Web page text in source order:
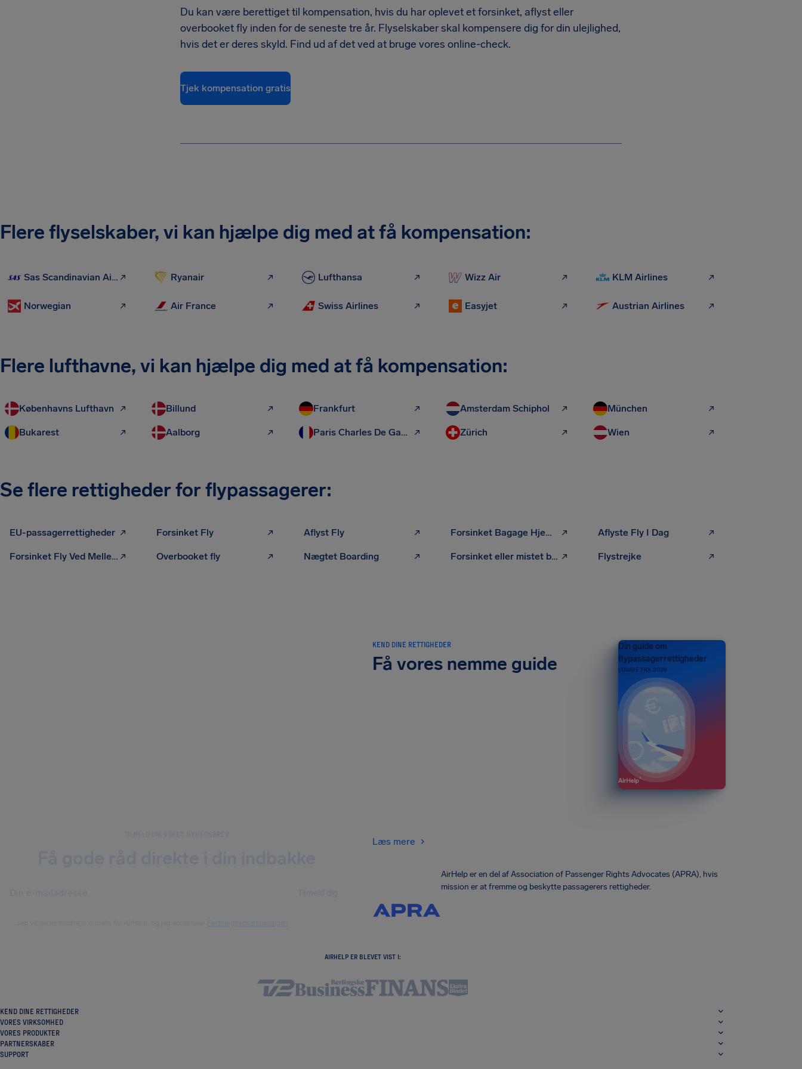
Du kan være berettiget til kompensation, hvis du har oplevet et forsinket, aflyst eller
overbooket fly inden for de seneste tre år. Flyselskaber skal kompensere dig for din ulejlighed,
hvis det er deres skyld. Find ud af det ved at bruge vores online-check.
Tjek kompensation gratis
Flere flyselskaber, vi kan hjælpe dig med at få kompensation:
Sas Scandinavian Airlines Ryanair Lufthansa Wizz Air KLM Airlines
Norwegian Air France Swiss Airlines Easyjet Austrian Airlines
Flere lufthavne, vi kan hjælpe dig med at få kompensation:
Københavns Lufthavn Billund Frankfurt Amsterdam Schiphol München
Bukarest Aalborg Paris Charles De Gaulle Zürich Wien
Se flere rettigheder for flypassagerer:
EU-passagerrettigheder Forsinket Fly Aflyst Fly Forsinket Bagage Hjemrejse Aflyste Fly I Dag
Forsinket Fly Ved Mellemlanding Overbooket fly Nægtet Boarding Forsinket eller mistet bagage Flystrejke
KEND DINE RETTIGHEDER
Få vores nemme guide
Læs mere
Din guide om
flypassagerrettigheder
UDGAVE FRA 2026
AirHelp er en del af Association of Passenger Rights Advocates (APRA), hvis
mission er at fremme og beskytte passagerers rettigheder.
AIRHELP ER BLEVET VIST I:
KEND DINE RETTIGHEDER
VORES VIRKSOMHED
VORES PRODUKTER
PARTNERSKABER
SUPPORT